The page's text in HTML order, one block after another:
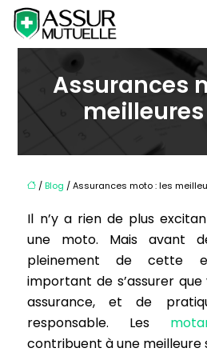
Assurances
/Blog / Assurances moto : les
Il n’y a rien de plus
une moto. Mais avant
pleinement de cette
important de s’assurer
assurance, et de
responsable. Les
contribuent à une meilleure